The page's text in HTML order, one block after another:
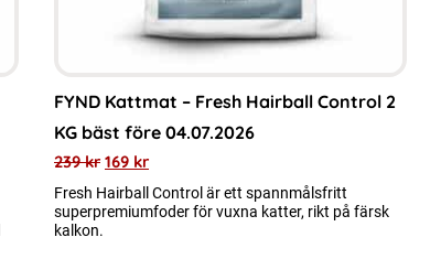
FYND Kattmat – Fresh Hairball Control 2
KG bäst före 04.07.2026
239kr 169 kr
Fresh Hairball Control är ett spannmålsfritt
superpremiumfoder för vuxna katter, rikt på färsk
kalkon.